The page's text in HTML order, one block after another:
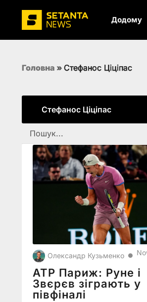
Додому
Головна » Стефанос Ціціпас
Стефанос Ціціпас
Олександр Кузьменко ●
ATP Париж: Руне і
Звєрєв зіграють у
півфіналі